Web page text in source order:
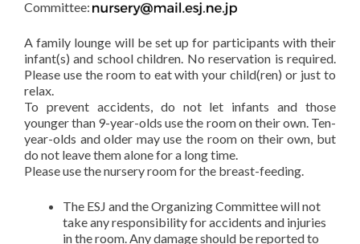
Committee:
A family lounge will be set up for participants with their
infant(s) and school children. No reservation is required.
Please use the room to eat with your child(ren) or just to
relax.
To prevent accidents, do not let infants and those
younger than 9-year-olds use the room on their own. Ten-
year-olds and older may use the room on their own, but
do not leave them alone for a long time.
Please use the nursery room for the breast-feeding.
The ESJ and the Organizing Committee will not
take any responsibility for accidents and injuries
in the room. Any damage should be reported to